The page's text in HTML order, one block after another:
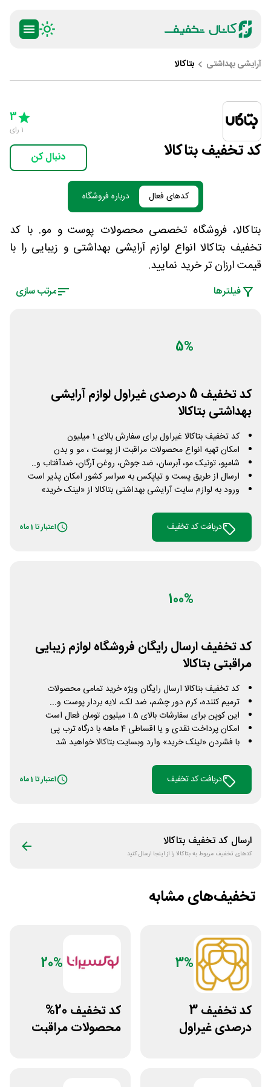
آرایشی بهداشتی بتاکالا
کد تخفیف بتاکالا
5 Stars
3
1 رای
دنبال کن
کدهای فعال درباره فروشگاه
بتاکالا، فروشگاه تخصصی محصولات پوست و مو. با کد
تخفیف بتاکالا انواع لوازم آرایشی بهداشتی و زیبایی را با
قیمت ارزان تر خرید نمایید.
فیلتر‌ها مرتب سازی
5%
کد تخفیف 5 درصدی غیراول لوازم آرایشی
بهداشتی بتاکالا
کد تخفیف بتاکالا غیراول برای سفارش بالای 1 میلیون
امکان تهیه انواع محصولات مراقبت از پوست ، مو و بدن
شامپو، تونیک مو، آبرسان، ضد جوش، روغن آرگان، ضدآفتاب و..
ارسال از طریق پست و تیاپکس به سراسر کشور امکان پذیر است
ورود به لوازم سایت آرایشی بهداشتی بتاکالا از «لینک خرید»
دریافت کد تخفیف اعتبار تا 1 ماه
100%
کد تخفیف ارسال رایگان فروشگاه لوازم زیبایی
مراقبتی بتاکالا
کد تخفیف بتاکالا ارسال رایگان ویژه خرید تمامی محصولات
ترمیم کننده، کرم دور چشم، ضد لک، لایه بردار پوست و...
این کوپن برای سفارشات بالای 1.5 میلیون تومان فعال است
امکان پرداخت نقدی و یا اقساطی 4 ماهه با درگاه ترب پی
با فشردن «لینک خرید» وارد وبسایت بتاکالا خواهید شد
دریافت کد تخفیف اعتبار تا 1 ماه
ارسال کد تخفیف بتاکالا
کدهای تخفیف مربوط بهبتاکالارا از اینجا ارسال کنید
تخفیف‌های مشابه
3%
کد تخفیف 3
درصدی غیراول
20%
کد تخفیف 20%
محصولات مراقبت